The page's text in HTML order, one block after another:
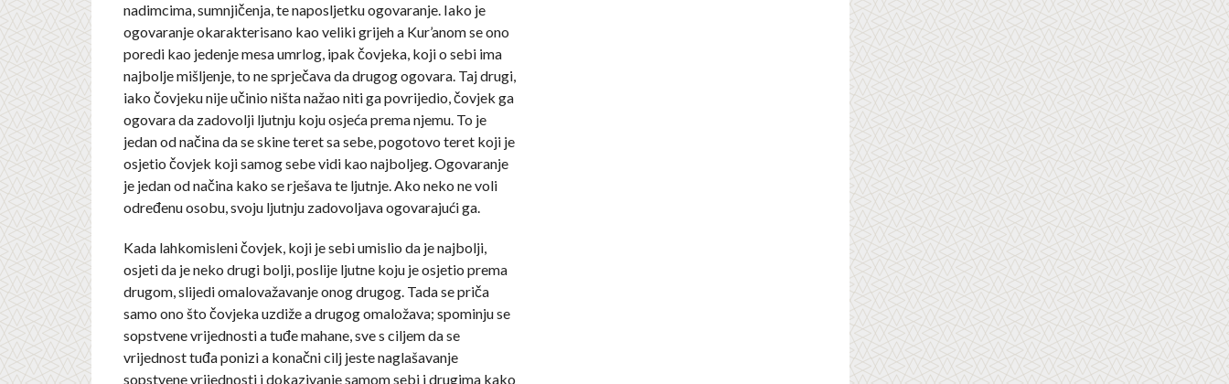
nadimcima, sumnjičenja, te naposljetku ogovaranje. Iako je
ogovaranje okarakterisano kao veliki grijeh a Kur’anom se ono
poredi kao jedenje mesa umrlog, ipak čovjeka, koji o sebi ima
najbolje mišljenje, to ne sprječava da drugog ogovara. Taj drugi,
iako čovjeku nije učinio ništa nažao niti ga povrijedio, čovjek ga
ogovara da zadovolji ljutnju koju osjeća prema njemu. To je
jedan od načina da se skine teret sa sebe, pogotovo teret koji je
osjetio čovjek koji samog sebe vidi kao najboljeg. Ogovaranje
je jedan od načina kako se rješava te ljutnje. Ako neko ne voli
određenu osobu, svoju ljutnju zadovoljava ogovarajući ga.
Kada lahkomisleni čovjek, koji je sebi umislio da je najbolji,
osjeti da je neko drugi bolji, poslije ljutne koju je osjetio prema
drugom, slijedi omalovažavanje onog drugog. Tada se priča
samo ono što čovjeka uzdiže a drugog omaložava; spominju se
sopstvene vrijednosti a tuđe mahane, sve s ciljem da se
vrijednost tuđa ponizi a konačni cilj jeste naglašavanje
sopstvene vrijednosti i dokazivanje samom sebi i drugima kako